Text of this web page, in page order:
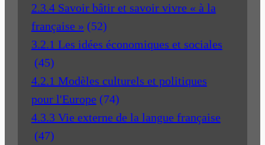
2.3.4 Savoir bâtir et savoir vivre « à la
française » (52)
3.2.1 Les idées économiques et sociales
(45)
4.2.1 Modèles culturels et politiques
pour l'Europe (74)
4.3.3 Vie externe de la langue française
(47)